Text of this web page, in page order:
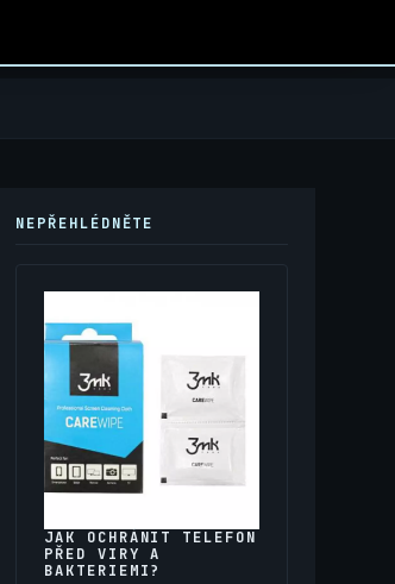
NEPŘEHLÉDNĚTE
JAK OCHRÁNIT TELEFON
PŘED VIRY A
BAKTERIEMI?